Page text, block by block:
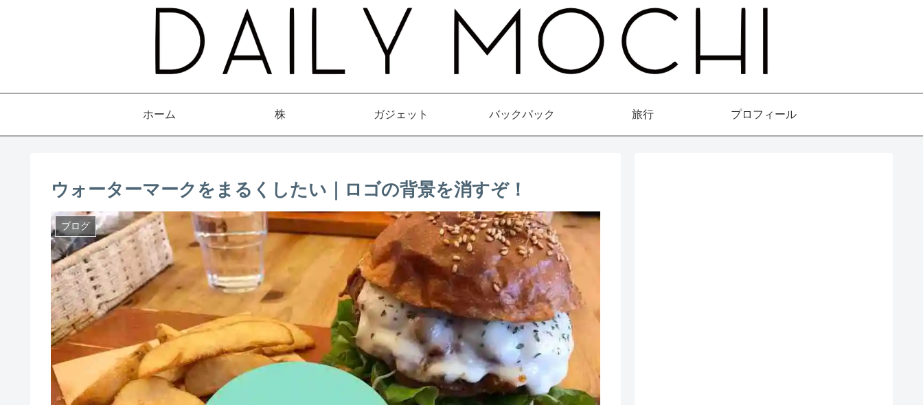
ホーム 株 ガジェット バックパック 旅行 プロフィール
ウォーターマークをまるくしたい｜ロゴの背景を消すぞ！
ブログ